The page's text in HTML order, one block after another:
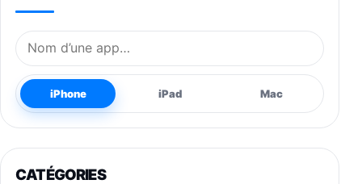
Nom de l’application
iPhone iPad Mac
CATÉGORIES